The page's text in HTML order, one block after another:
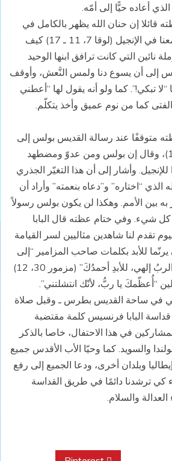
أعاده حيًّا إلى أمّه.
قائلا إن حنان الله يظهر بالكامل في
يسوع، وأضاف أننا استمعنا في الإنجيل (لوقا 7، 11 ـ 17) كيف
نائين التي كانت ترافق ابنها الوحيد
إلى أن يسوع دنا ولمس النَّعش، وأوقف
تبكي!”. كما ولو أنه يقول لها “أعطني
كما من نوم عميق وأخذ يتكلّم.
متوقفًا عند رسالة القديس بولس إلى
أهل غلاطية (1، 11 ـ 19)، وقال إن بولس ومن عدوّ ومضطهد
وأشار إلى أن هذا التغيّر الجذري
“اختاره” و”دعاه بنعمته” وأراد أن
به بين الأمم. وهكذا لن يكون بولس رسولاً
شيء. وفي ختام عظته قال البابا
تقدم لنا شاهدين مثاليين لسر القيامة
للأبد بكلمات صاحب المزامير “إلى
رقصٍ حوَّلت نَدْبي/ أيُّها الربُ إلهي، للأبدِ أحمدُكَ” (مزمور 30، 12)
“أُعظّمكَ يا ربُّ، لأنّك انتشلتني”.
في ساحة القديس بطرس ـ وقبل صلاة
قداسة البابا فرنسيس كلمة مقتضبة
في هذا الاحتفال، خاصا بالذكر
والسويد. كما وحيّا الأب الأقدس جميع
وبلدان أخرى، ودعا الجميع إلى رفع
كي ترشدنا دائمًا في طريق القداسة
والسلام.